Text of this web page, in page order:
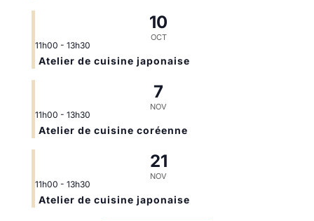
10
OCT
11h00 - 13h30
Atelier de cuisine japonaise
7
NOV
11h00 - 13h30
Atelier de cuisine coréenne
21
NOV
11h00 - 13h30
Atelier de cuisine japonaise